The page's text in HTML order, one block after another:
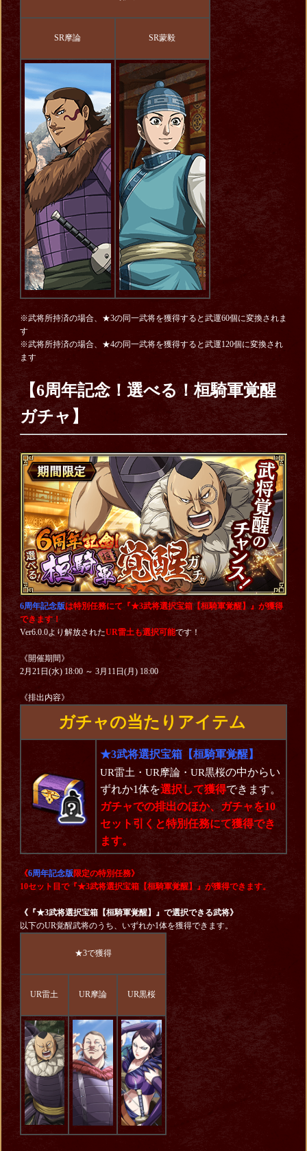
SR摩論 SR蒙毅
※武将所持済の場合、★3の同一武将を獲得すると武運60個に変換されま
す
※武将所持済の場合、★4の同一武将を獲得すると武運120個に変換され
ます
【6周年記念！選べる！桓騎軍覚醒
ガチャ】
6周年記念版は特別任務にて『★3武将選択宝箱【桓騎軍覚醒】』が獲得
できます！
Ver6.0.0より解放されたUR雷土も選択可能です！
《開催期間》
2月21日(水) 18:00 ～ 3月11日(月) 18:00
《排出内容》
ガチャの当たりアイテム
★3武将選択宝箱【桓騎軍覚醒】
UR雷土・UR摩論・UR黒桜の中からい
ずれか1体を選択して獲得できます。
ガチャでの排出のほか、ガチャを10
セット引くと特別任務にて獲得でき
ます。
《6周年記念版限定の特別任務》
10セット目で『★3武将選択宝箱【桓騎軍覚醒】』が獲得できます。
《『★3武将選択宝箱【桓騎軍覚醒】』で選択できる武将》
以下のUR覚醒武将のうち、いずれか1体を獲得できます。
★3で獲得
UR雷土 UR摩論 UR黒桜